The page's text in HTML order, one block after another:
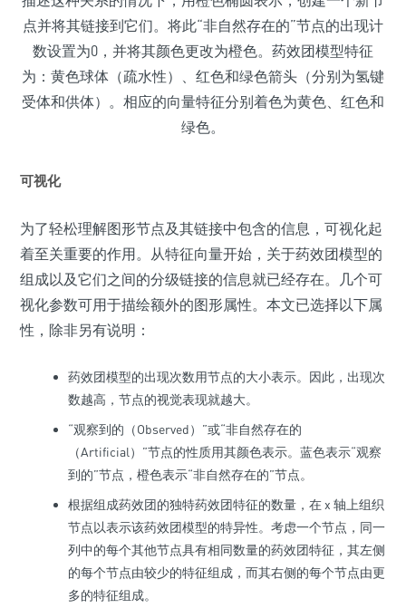
点并将其链接到它们。将此“非自然存在的”节点的出现计
数设置为0，并将其颜色更改为橙色。药效团模型特征
为：黄色球体（疏水性）、红色和绿色箭头（分别为氢键
受体和供体）。相应的向量特征分别着色为黄色、红色和
绿色。
可视化
为了轻松理解图形节点及其链接中包含的信息，可视化起
着至关重要的作用。从特征向量开始，关于药效团模型的
组成以及它们之间的分级链接的信息就已经存在。几个可
视化参数可用于描绘额外的图形属性。本文已选择以下属
性，除非另有说明：
药效团模型的出现次数用节点的大小表示。因此，出现次
数越高，节点的视觉表现就越大。
“观察到的（Observed）”或“非自然存在的
（Artificial）”节点的性质用其颜色表示。蓝色表示“观察
到的”节点，橙色表示“非自然存在的”节点。
根据组成药效团的独特药效团特征的数量，在 x 轴上组织
节点以表示该药效团模型的特异性。考虑一个节点，同一
列中的每个其他节点具有相同数量的药效团特征，其左侧
的每个节点由较少的特征组成，而其右侧的每个节点由更
多的特征组成。